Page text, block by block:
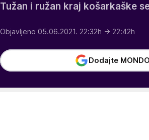
Tužan i ružan kraj košarkaške
Objavljeno 05.06.2021. 22:32h → 22:42h
Dodajte